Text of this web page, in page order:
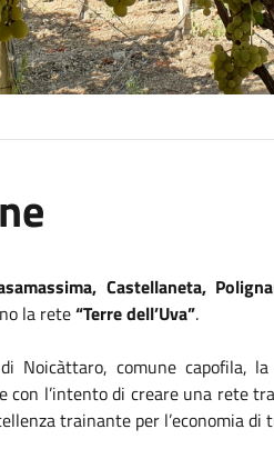
Castellaneta,
la rete“Terre dell’Uva”.
Noicàttaro, comune capofila,
con l’intento di creare una rete
trainante per l’economia